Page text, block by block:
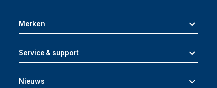
Merken
Service & support
Nieuws